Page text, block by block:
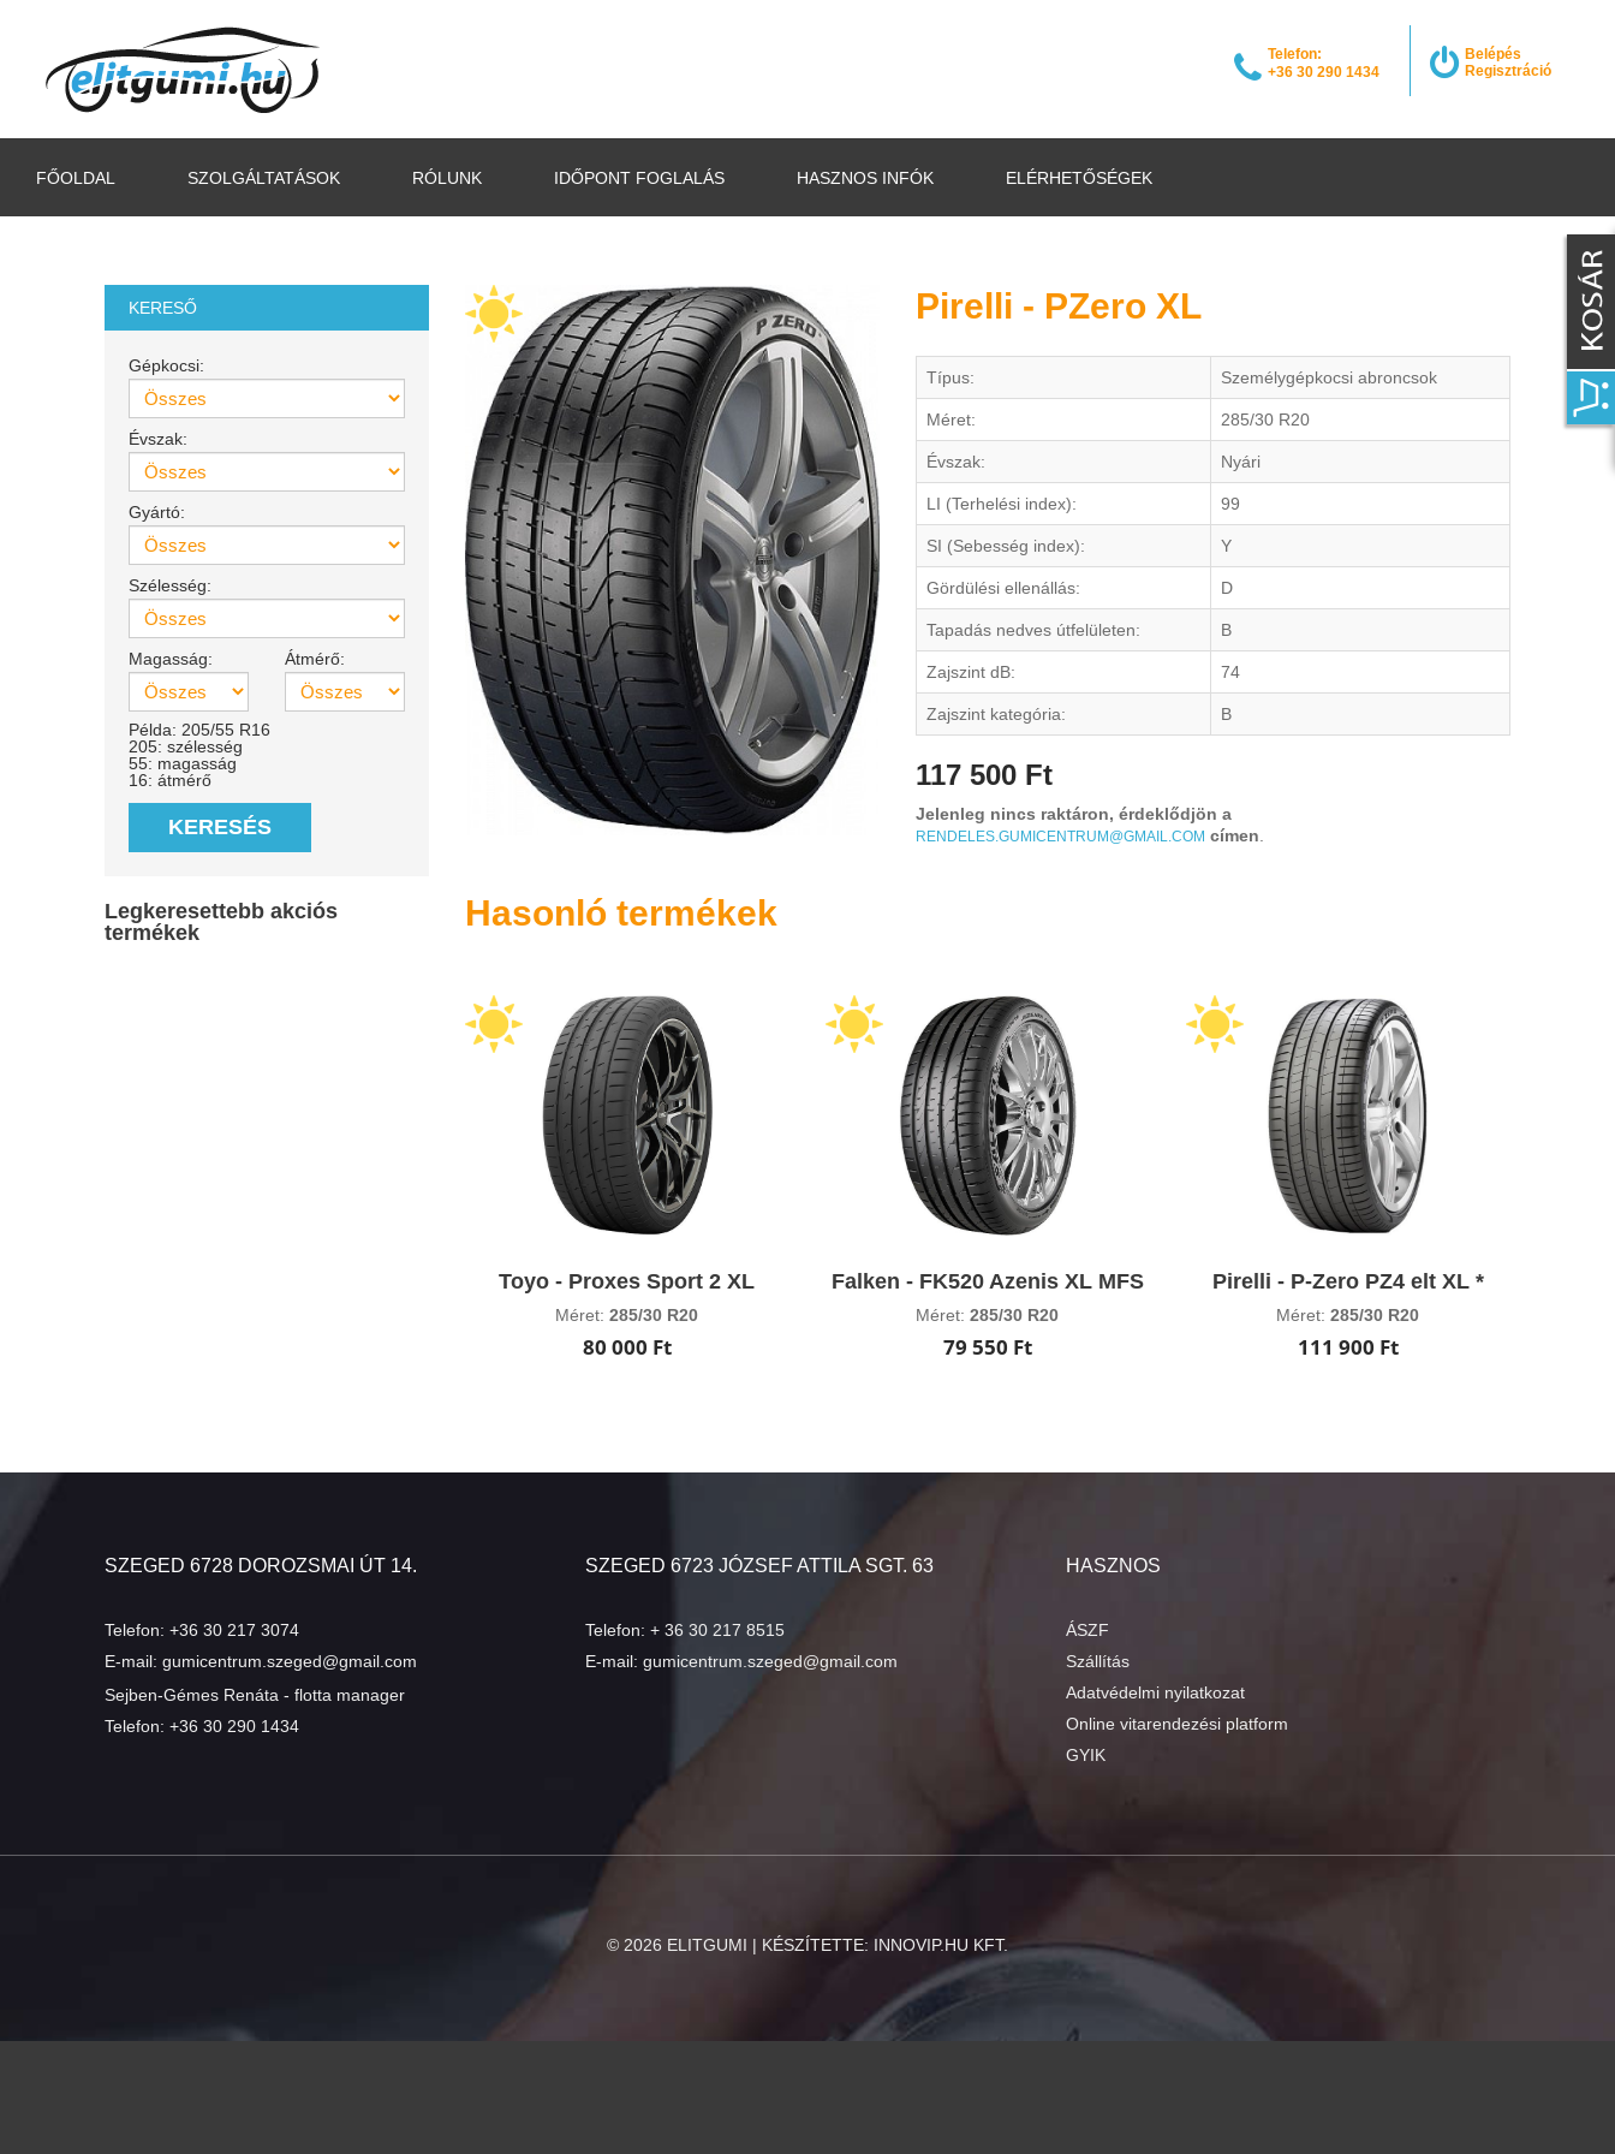
Belépés
Regisztráció
Telefon:
+36 30 290 1434
FŐOLDAL SZOLGÁLTATÁSOK RÓLUNK IDŐPONT FOGLALÁS HASZNOS INFÓK ELÉRHETŐSÉGEK
KERESŐ
Gépkocsi:
Évszak:
Gyártó:
Szélesség:
Magasság: Átmérő:
Példa: 205/55 R16
205: szélesség
55: magasság
16: átmérő
KERESÉS
Legkeresettebb akciós
termékek
Pirelli - PZero XL
Típus: Személygépkocsi abroncsok
Méret: 285/30 R20
Évszak: Nyári
LI (Terhelési index): 99
SI (Sebesség index): Y
Gördülési ellenállás: D
Tapadás nedves útfelületen: B
Zajszint dB: 74
Zajszint kategória: B
117 500 Ft
Jelenleg nincs raktáron, érdeklődjön a
RENDELES.GUMICENTRUM@GMAIL.COM címen
Hasonló termékek
Toyo - Proxes Sport 2 XL
Méret:285/30 R20
80 000 Ft
Falken - FK520 Azenis XL MFS
Méret:285/30 R20
79 550 Ft
Pirelli - P-Zero PZ4 elt XL *
Méret:285/30 R20
111 900 Ft
SZEGED 6728 DOROZSMAI ÚT 14.
Telefon: +36 30 217 3074
E-mail: gumicentrum.szeged@gmail.com
Sejben-Gémes Renáta - flotta manager
Telefon: +36 30 290 1434
SZEGED 6723 JÓZSEF ATTILA SGT. 63
Telefon: + 36 30 217 8515
E-mail: gumicentrum.szeged@gmail.com
HASZNOS
ÁSZF
Szállítás
Adatvédelmi nyilatkozat
Online vitarendezési platform
GYIK
© 2026 ELITGUMI | KÉSZÍTETTE: INNOVIP.HU KFT.